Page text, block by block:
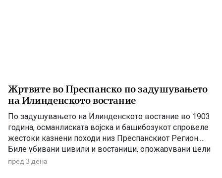
Жртвите во Преспанско по задушувањето
на Илинденското востание
По задушувањето на Илинденското востание во 1903
година, османлиската војска и башибозукот спровеле
жестоки казнени походи низ Преспанскиот Регион.
Биле убивани цивили и востаници, опожарувани цели
села, ограбувани куќи, добиток и летнина, а
пред 3 дена